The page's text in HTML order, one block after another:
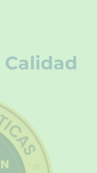
Calidad